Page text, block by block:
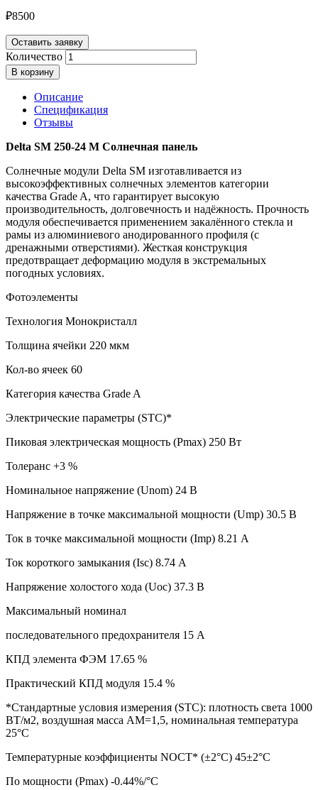
₽8500
Оставить заявку
Количество
В корзину
Описание
Спецификация
Отзывы
Delta SM 250-24 M Солнечная панель
Солнечные модули Delta SM изготавливается из
высокоэффективных солнечных элементов категории
качества Grade A, что гарантирует высокую
производительность, долговечность и надёжность. Прочность
модуля обеспечивается применением закалённого стекла и
рамы из алюминиевого анодированного профиля (с
дренажными отверстиями). Жесткая конструкция
предотвращает деформацию модуля в экстремальных
погодных условиях.
Фотоэлементы
Технология Монокристалл
Толщина ячейки 220 мкм
Кол-во ячеек 60
Категория качества Grade A
Электрические параметры (STC)*
Пиковая электрическая мощность (Pmax) 250 Вт
Толеранс +3 %
Номинальное напряжение (Unom) 24 В
Напряжение в точке максимальной мощности (Ump) 30.5 В
Ток в точке максимальной мощности (Imp) 8.21 А
Ток короткого замыкания (Isc) 8.74 А
Напряжение холостого хода (Uoc) 37.3 В
Максимальный номинал
последовательного предохранителя 15 А
КПД элемента ФЭМ 17.65 %
Практический КПД модуля 15.4 %
*Стандартные условия измерения (STC): плотность света 1000
ВТ/м2, воздушная масса АМ=1,5, номинальная температура
25°С
Температурные коэффициенты NOCT* (±2°С) 45±2°C
По мощности (Pmax) -0.44%/°C